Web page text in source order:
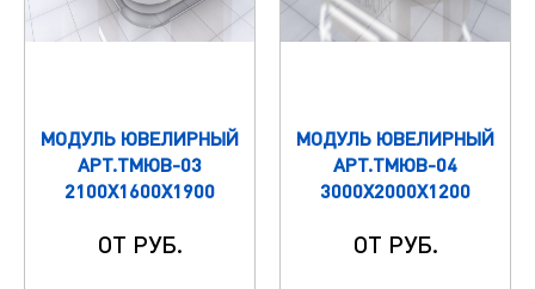
МОДУЛЬ ЮВЕЛИРНЫЙ
АРТ.ТМЮВ-03
2100Х1600Х1900
ОТ РУБ.
МОДУЛЬ ЮВЕЛИРНЫЙ
АРТ.ТМЮВ-04
3000Х2000Х1200
ОТ РУБ.